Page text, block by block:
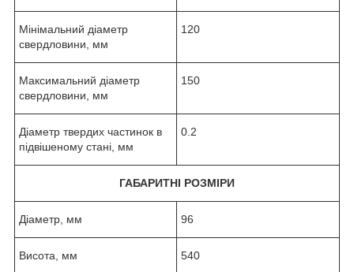
Мінімальний діаметр
свердловини, мм
120
Максимальний діаметр
свердловини, мм
150
Діаметр твердих частинок в
підвішеному стані, мм
0.2
ГАБАРИТНІ РОЗМІРИ
Діаметр, мм 96
Висота, мм 540